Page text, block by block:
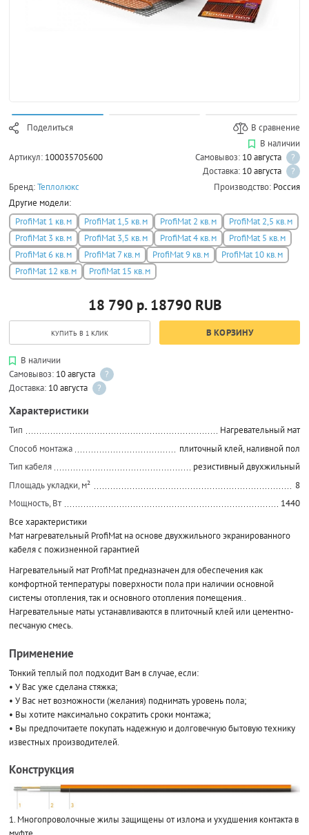
Поделиться В сравнение
Артикул: 100035705600
В наличии
Самовывоз: 10 августа
?
Доставка: 10 августа
?
Бренд:Теплолюкс Производство: Россия
Другие модели:
ProfiMat 1 кв.м
ProfiMat 1,5 кв.м ProfiMat 2 кв.м
ProfiMat 2,5 кв.м
ProfiMat 3 кв.м
ProfiMat 3,5 кв.м ProfiMat 4 кв.м
ProfiMat 5 кв.м
ProfiMat 6 кв.м
ProfiMat 7 кв.м ProfiMat 9 кв.м
ProfiMat 10 кв.м
ProfiMat 12 кв.м
ProfiMat 15 кв.м
18 790 р. 18790 RUB
КУПИТЬ В 1 КЛИК В КОРЗИНУ
В наличии
Самовывоз: 10 августа
?
Доставка: 10 августа ?
Характеристики
Тип
Нагревательный мат
Способ монтажа
плиточный клей, наливной пол
Тип кабеля
резистивный двухжильный
Площадь укладки, м²
8
Мощность, Вт
1440
Все характеристики
Мат нагревательный ProfiMat на основе двухжильного экранированного
кабеля с пожизненной гарантией
Нагревательный мат ProfiMat предназначен для обеспечения как
комфортной температуры поверхности пола при наличии основной
системы отопления, так и основного отопления помещения..
Нагревательные маты устанавливаются в плиточный клей или цементно-
песчаную смесь.
Применение
Тонкий теплый пол подходит Вам в случае, если:
• У Вас уже сделана стяжка;
• У Вас нет возможности (желания) поднимать уровень пола;
• Вы хотите максимально сократить сроки монтажа;
• Вы предпочитаете покупать надежную и долговечную бытовую технику
известных производителей.
Конструкция
1. Многопроволочные жилы защищены от излома и ухудшения контакта в